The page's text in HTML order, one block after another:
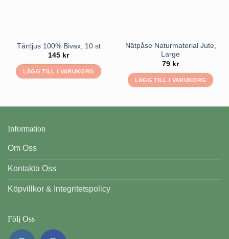
Tårtljus 100% Bivax, 10 st
145 kr
LÄGG TILL I VARUKORG
Nätpåse Naturmaterial Jute,
Large
79 kr
LÄGG TILL I VARUKORG
Information
Om Oss
Kontakta Oss
Köpvillkor & Integritetspolicy
Följ Oss